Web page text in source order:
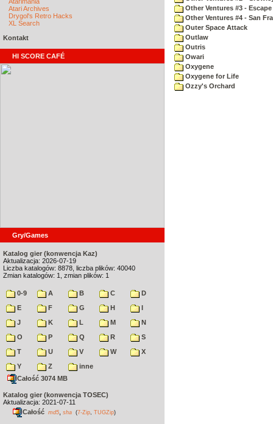
Atari Archives
Drygol's Retro Hacks
XL Search
Kontakt
HI SCORE CAFÉ
Gry/Games
Katalog gier (konwencja Kaz)
Aktualizacja: 2026-07-19
Liczba katalogów: 8878, liczba plików: 40040
Zmian katalogów: 1, zmian plików: 1
0-9 A B C
D
E
F G H
I
J
K L M
N
O
P Q R
S
T
U V W
X
Y
Z
inne
Całość 3074 MB
Katalog gier (konwencja TOSEC)
Aktualizacja: 2021-07-11
Całość md5 sha (7-Zip TUGZip)
Other Ventures #3 -
Other Ventures #4 - San
Outer Space Attack
Outlaw
Outris
Owari
Oxygene
Oxygene for Life
Ozzy's Orchard